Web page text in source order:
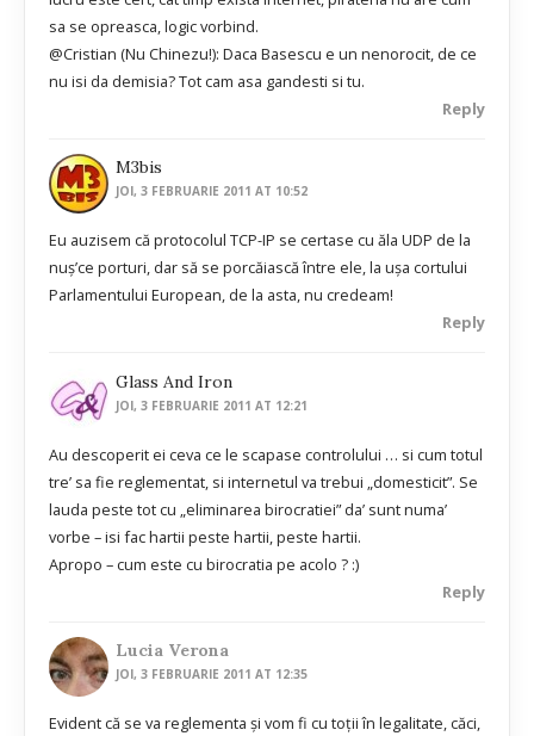
sa se opreasca, logic vorbind.
@Cristian (Nu Chinezu!): Daca Basescu e un nenorocit, de ce
nu isi da demisia? Tot cam asa gandesti si tu.
Reply
M3bis
JOI, 3 FEBRUARIE 2011 AT 10:52
Eu auzisem că protocolul TCP-IP se certase cu ăla UDP de la
nuş’ce porturi, dar să se porcăiască între ele, la uşa cortului
Parlamentului European, de la asta, nu credeam!
Reply
Glass And Iron
JOI, 3 FEBRUARIE 2011 AT 12:21
Au descoperit ei ceva ce le scapase controlului … si cum totul
tre’ sa fie reglementat, si internetul va trebui „domesticit”. Se
lauda peste tot cu „eliminarea birocratiei” da’ sunt numa’
vorbe – isi fac hartii peste hartii, peste hartii.
Apropo – cum este cu birocratia pe acolo ? :)
Reply
Lucia Verona
JOI, 3 FEBRUARIE 2011 AT 12:35
Evident că se va reglementa şi vom fi cu toţii în legalitate, căci,